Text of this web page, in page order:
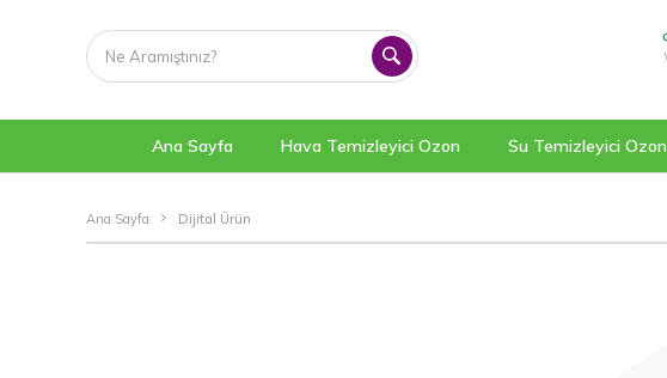
Ana Sayfa Hava Temizleyici Ozon Su Temizleyici Ozon
Ana Sayfa Dijital Ürün